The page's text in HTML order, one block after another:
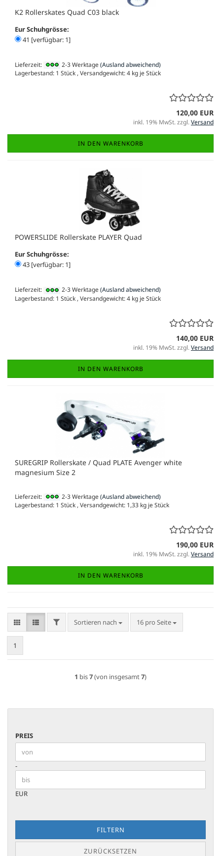
K2 Rollerskates Quad C03 black
Eur Schuhgrösse:
41 [verfügbar: 1]
Lieferzeit: 2-3 Werktage(Ausland abweichend)
Lagerbestand: 1 Stück , Versandgewicht:4 kg je Stück
120,00 EUR
inkl. 19% MwSt. zzgl.Versand
IN DEN WARENKORB
POWERSLIDE Rollerskate PLAYER Quad
Eur Schuhgrösse:
43 [verfügbar: 1]
Lieferzeit: 2-3 Werktage(Ausland abweichend)
Lagerbestand: 1 Stück , Versandgewicht:4 kg je Stück
140,00 EUR
inkl. 19% MwSt. zzgl.Versand
IN DEN WARENKORB
SUREGRIP Rollerskate / Quad PLATE Avenger white
magnesium Size 2
Lieferzeit: 2-3 Werktage(Ausland abweichend)
Lagerbestand: 1 Stück , Versandgewicht: 1,33 kg je Stück
190,00 EUR
inkl. 19% MwSt. zzgl.Versand
IN DEN WARENKORB
FILTERSortieren nach
Sortieren nach 16 pro Seite
pro Seite
1
1 bis7(von insgesamt7)
PREIS
PREIS
Preis bis
-
EUR
FILTERN
ZURÜCKSETZEN